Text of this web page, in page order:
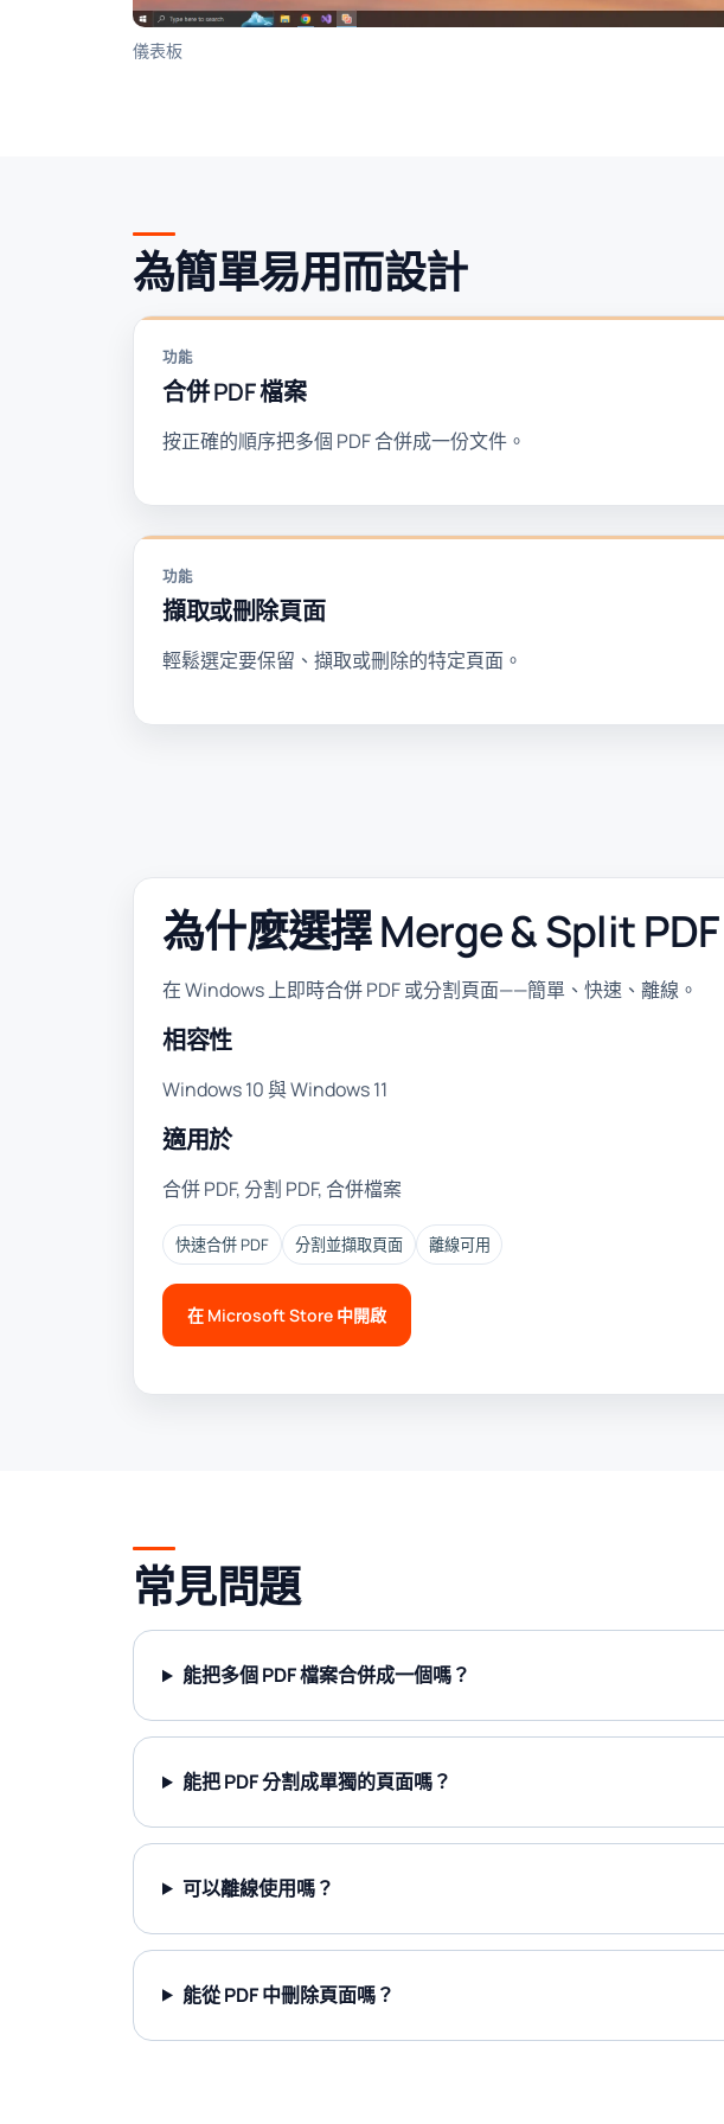
儀表板
為簡單易用而設計
功能
合併 PDF 檔案
按正確的順序把多個 PDF 合併成一份文件。
功能
擷取或刪除頁面
輕鬆選定要保留、擷取或刪除的特定頁面。
為什麼選擇 Merge & Split
在 Windows 上即時合併 PDF 或分割頁面——簡單、快速、離線。
相容性
Windows 10 與 Windows 11
適用於
合併 PDF, 分割 PDF, 合併檔案
快速合併 PDF 分割並擷取頁面 離線可用
在 Microsoft Store 中開啟
常見問題
能把多個 PDF 檔案合併成一個嗎？
能把 PDF 分割成單獨的頁面嗎？
可以離線使用嗎？
能從 PDF 中刪除頁面嗎？